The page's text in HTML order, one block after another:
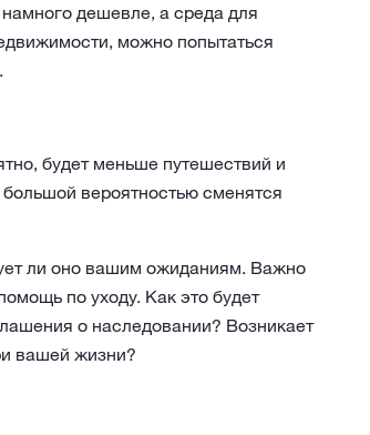
дешевле, а среда для
можно попытаться
будет меньше путешествий и
вероятностью сменятся
ли оно вашим ожиданиям. Важно
по уходу. Как это будет
о наследовании? Возникает
вашей жизни?